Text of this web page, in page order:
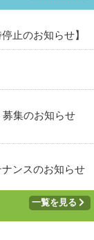
止のお知らせ】
集のお知らせ
ンスのお知らせ
一覧を見る